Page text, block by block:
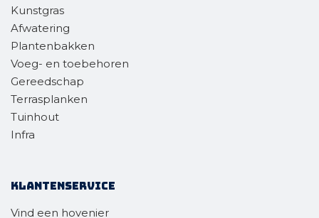
Kunstgras
Afwatering
Plantenbakken
Voeg- en toebehoren
Gereedschap
Terrasplanken
Tuinhout
Infra
Klantenservice
Vind een hovenier